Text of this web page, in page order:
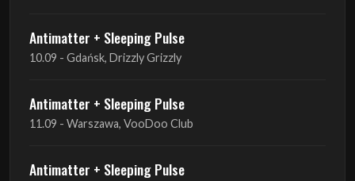
Antimatter + Sleeping Pulse
10.09 - Gdańsk, Drizzly Grizzly
Antimatter + Sleeping Pulse
11.09 - Warszawa, VooDoo Club
Antimatter + Sleeping Pulse